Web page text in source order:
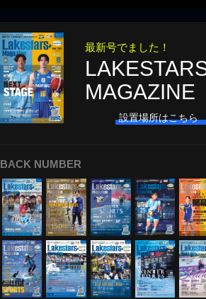
最新号でました！
MAGAZINE
設置場所はこち
BACK NUMBER